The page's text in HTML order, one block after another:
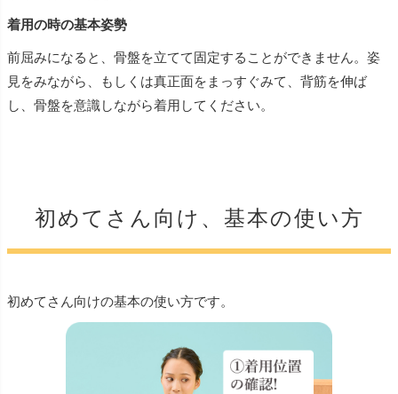
着用の時の基本姿勢
前屈みになると、骨盤を立てて固定することができません。姿
見をみながら、もしくは真正面をまっすぐみて、背筋を伸ば
し、骨盤を意識しながら着用してください。
初めてさん向け、基本の使い方
初めてさん向けの基本の使い方です。